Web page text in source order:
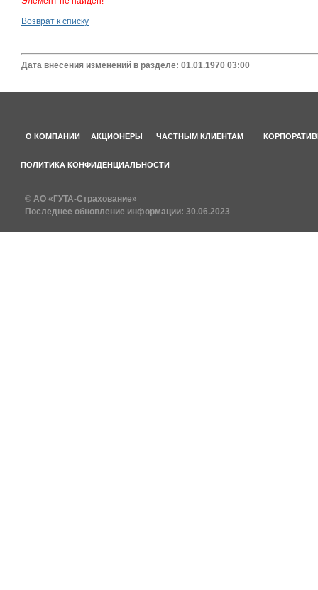
Возврат к списку
Дата внесения изменений в разделе: 01.01.1970 03:00
О КОМПАНИИ АКЦИОНЕРЫ ЧАСТНЫМ КЛИЕНТАМ
ПОЛИТИКА КОНФИДЕНЦИАЛЬНОСТИ
© АО «ГУТА-Страхование»
Последнее обновление информации: 30.06.2023